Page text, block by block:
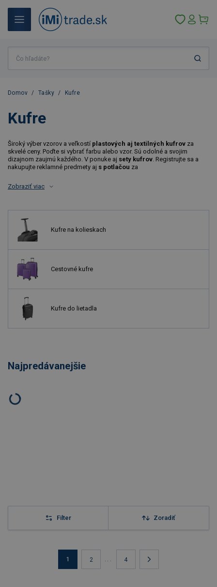
Domov / Tašky / Kufre
Kufre
Široký výber vzorov a veľkostí plastových aj textilných kufrov za
skvelé ceny. Poďte si vybrať farbu alebo vzor. Sú odolné a svojim
dizajnom zaujmú každého. V ponuke aj sety kufrov. Registrujte sa a
nakupujte reklamné predmety aj s potlačou za
Zobraziť viac
Kufre na kolieskach
Cestovné kufre
Kufre do lietadla
Najpredávanejšie
Filter Zoradiť
1 2 ... 4